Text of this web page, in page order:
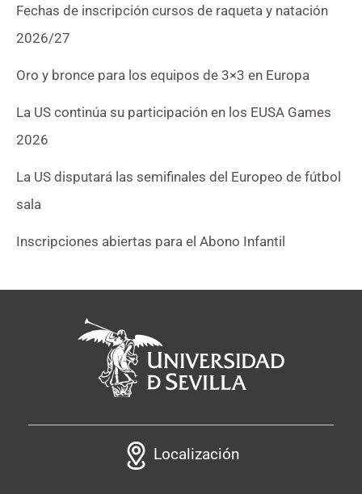
Fechas de inscripción cursos de raqueta y natación
2026/27
Oro y bronce para los equipos de 3×3 en Europa
La US continúa su participación en los EUSA Games
2026
La US disputará las semifinales del Europeo de fútbol
sala
Inscripciones abiertas para el Abono Infantil
Localización